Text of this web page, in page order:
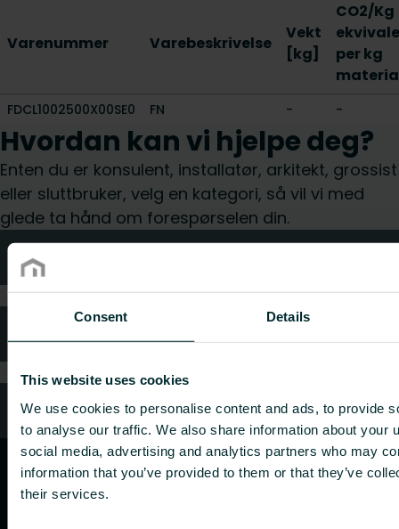
Consent Details
This website uses cookies
We use cookies to personalise content and ads, to provide
to analyse our traffic. We also share information about your
social media, advertising and analytics partners who may
information that you’ve provided to them or that they’ve
their services.
Varenummer Varebeskrivelse
Vekt
[kg]
CO2/Kg
per kg
FDCL1002500X00SE0 FN - -
Hvordan kan vi hjelpe deg?
Enten du er konsulent, installatør, arkitekt, grossist
eller sluttbruker, velg en kategori, så vil vi med
glede ta hånd om forespørselen din.
Teknisk rådgivning
FAQ (Ofte stilte spørsmål)
Kundeservice